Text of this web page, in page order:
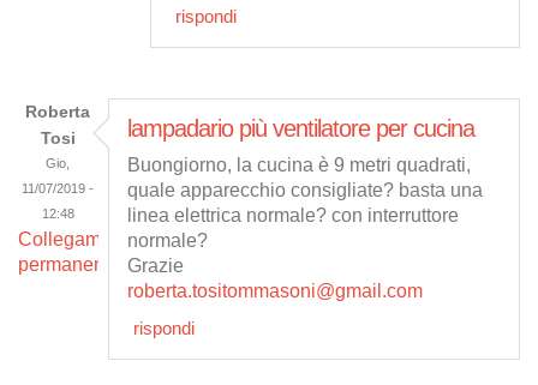
rispondi
Roberta
Tosi
Gio,
11/07/2019 -
12:48
Collegamento
permanente
lampadario più ventilatore per cucina
Buongiorno, la cucina è 9 metri quadrati,
quale apparecchio consigliate? basta una
linea elettrica normale? con interruttore
normale?
Grazie
roberta.tositommasoni@gmail.com
rispondi